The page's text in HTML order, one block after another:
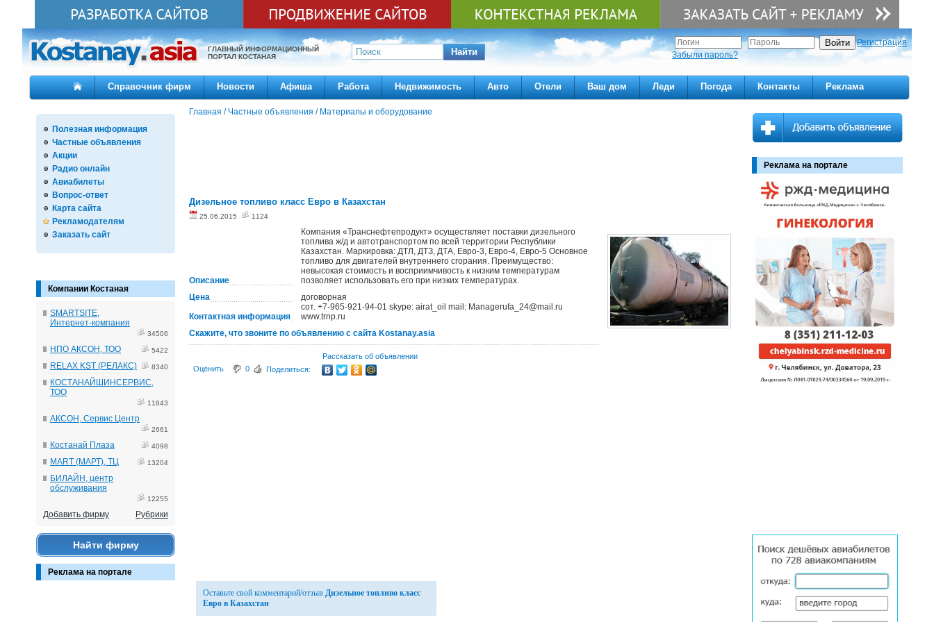
ГЛАВНЫЙ ИНФОРМАЦИОННЫЙ
ПОРТАЛ КОСТАНАЯ
Найти
Регистрация
Забыли пароль?
Справочник фирм Новости Афиша Работа Недвижимость Авто Отели Ваш дом Леди Погода Контакты Реклама
Полезная информация
Частные объявления
Акции
Радио онлайн
Авиабилеты
Вопрос-ответ
Карта сайта
Рекламодателям
Заказать сайт
Компании Костаная
SMARTSITE,
Интернет-компания
34506
НПО АКСОН, ТОО 5422
RELAX KST (РЕЛАКС) 8340
КОСТАНАЙШИНСЕРВИС,
ТОО
11843
АКСОН, Сервис Центр
2661
Костанай Плаза 4098
MART (МАРТ), ТЦ 13204
БИЛАЙН, центр
обслуживания
12255
Добавить фирму Рубрики
Найти фирму
Реклама на портале
Главная / Частные объявления / Материалы и оборудование
Дизельное топливо класс Евро в Казахстан
25.06.2015 1124
Описание
Компания «Транснефтепродукт» осуществляет поставки дизельного
топлива ж/д и автотранспортом по всей территории Республики
Казахстан. Маркировка: ДТЛ, ДТЗ, ДТА, Евро-3, Евро-4, Евро-5 Основное
топливо для двигателей внутреннего сгорания. Преимущество:
невысокая стоимость и восприимчивость к низким температурам
позволяет использовать его при низких температурах.
Цена
договорная
Контактная информация
сот. +7-965-921-94-01 skype: airat_oil mail: Managerufa_24@mail.ru
www.trnp.ru
Скажите, что звоните по объявлению с сайта Kostanay.asia
Рассказать об объявлении
Оценить
0 Поделиться:
Оставьте свой комментарий/отзыв Дизельное топливо класс
Евро в Казахстан
Реклама на портале